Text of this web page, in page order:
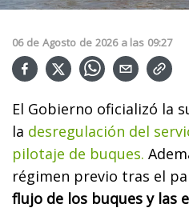
06 de Agosto de 2026 a las 09:27
El Gobierno oficializó la
la desregulación del
pilotaje de buques.
régimen previo tras el
flujo de los buques y las